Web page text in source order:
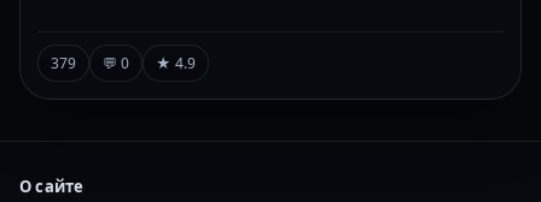
379 💬 0 ★ 4.9
О сайте